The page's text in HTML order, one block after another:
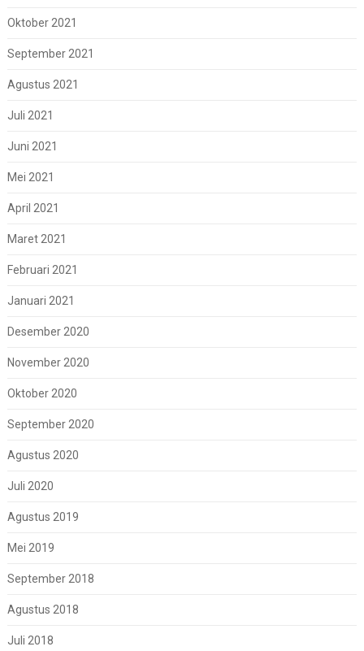
Oktober 2021
September 2021
Agustus 2021
Juli 2021
Juni 2021
Mei 2021
April 2021
Maret 2021
Februari 2021
Januari 2021
Desember 2020
November 2020
Oktober 2020
September 2020
Agustus 2020
Juli 2020
Agustus 2019
Mei 2019
September 2018
Agustus 2018
Juli 2018